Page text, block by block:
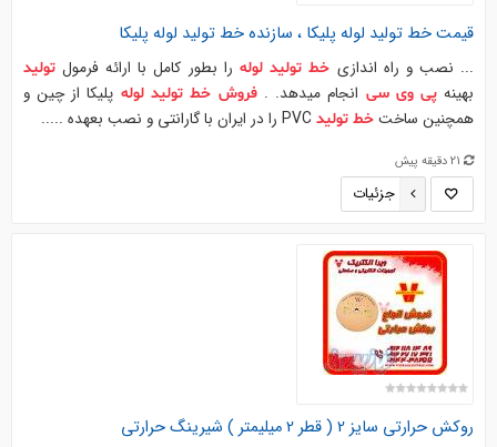
قیمتخط تولید لولهپلیکا ، سازندهخط تولید لولهپلیکا
... نصب و راه اندازی خط تولید لوله را بطور کامل با ارائه فرمولتولید
بهینه پی وی سی انجام میدهد. .فروش خط تولید لوله پلیکا از چین و
همچنین ساخت خط تولیدPVC را در ایران با گارانتی و نصب بعهده .....
21 دقیقه پیش
جزئیات
روکش حرارتی سایز 2 ( قطر 2 میلیمتر ) شیرینگ حرارتی